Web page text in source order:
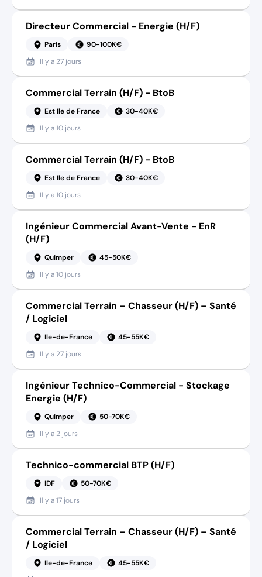
Directeur Commercial - Energie (H/F)
Paris
90-100K€
Il y a 27 jours
Commercial Terrain (H/F) - BtoB
Est Ile de France
30-40K€
Il y a10 jours
Commercial Terrain (H/F) - BtoB
Est Ile de France
30-40K€
Il y a10 jours
Ingénieur Commercial Avant-Vente - EnR
(H/F)
Quimper
45-50K€
Il y a10 jours
Commercial Terrain – Chasseur (H/F) – Santé
/ Logiciel
Ile-de-France
45-55K€
Il y a 27 jours
Ingénieur Technico-Commercial - Stockage
Energie (H/F)
Quimper
50-70K€
Il y a 2 jours
Technico-commercial BTP (H/F)
IDF
50-70K€
Il y a17 jours
Commercial Terrain – Chasseur (H/F) – Santé
/ Logiciel
Ile-de-France
45-55K€